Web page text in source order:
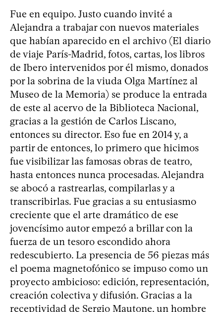
Fue en equipo. Justo cuando invité a
Alejandra a trabajar con nuevos materiales
que habían aparecido en el archivo (El diario
de viaje París-Madrid, fotos, cartas, los libros
de Ibero intervenidos por él mismo, donados
por la sobrina de la viuda Olga Martínez al
Museo de la Memoria) se produce la entrada
de este al acervo de la Biblioteca Nacional,
gracias a la gestión de Carlos Liscano,
entonces su director. Eso fue en 2014 y, a
partir de entonces, lo primero que hicimos
fue visibilizar las famosas obras de teatro,
hasta entonces nunca procesadas. Alejandra
se abocó a rastrearlas, compilarlas y a
transcribirlas. Fue gracias a su entusiasmo
creciente que el arte dramático de ese
jovencísimo autor empezó a brillar con la
fuerza de un tesoro escondido ahora
redescubierto. La presencia de 56 piezas más
el poema magnetofónico se impuso como un
proyecto ambicioso: edición, representación,
creación colectiva y difusión. Gracias a la
receptividad de Sergio Mautone, un hombre